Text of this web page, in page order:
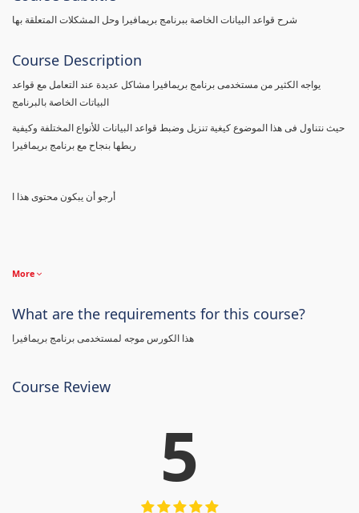
شرح قواعد البيانات الخاصة ببرنامج بريمافيرا وحل المشكلات المتعلقة بها
Course Description
يواجه الكثير من مستخدمى برنامج بريمافيرا مشاكل عديدة عند التعامل مع قواعد
البياتات الخاصة بالبرنامج
حيث نتناول فى هذا الموضوع كيغية تنزيل وضبط قواعد البيانات للأنواع المختلفة وكيفية
ربطها بنجاح مع برنامج بريمافيرا
أرجو أن يبكون محتوى هذا ا
More
What are the requirements for this course?
هذا الكورس موجه لمستخدمى برنامج بريمافيرا
Course Review
5